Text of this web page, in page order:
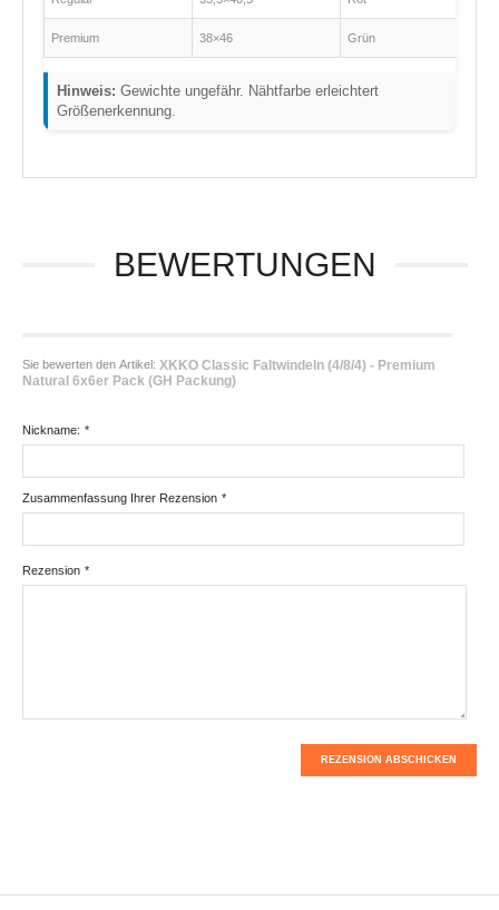
Premium 38×46 Grün
Hinweis: Gewichte ungefähr. Nähtfarbe erleichtert
Größenerkennung.
BEWERTUNGEN
Sie bewerten den Artikel: XKKO Classic Faltwindeln (4/8/4) - Premium
Natural 6x6er Pack (GH Packung)
*
Nickname:
*
Zusammenfassung Ihrer Rezension
*
Rezension
REZENSION ABSCHICKEN